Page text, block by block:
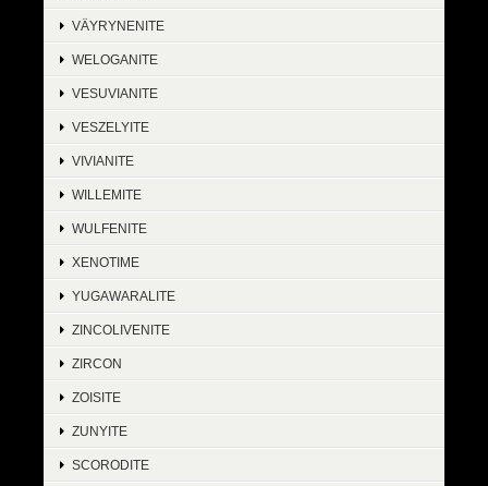
VÄYRYNENITE
WELOGANITE
VESUVIANITE
VESZELYITE
VIVIANITE
WILLEMITE
WULFENITE
XENOTIME
YUGAWARALITE
ZINCOLIVENITE
ZIRCON
ZOISITE
ZUNYITE
SCORODITE